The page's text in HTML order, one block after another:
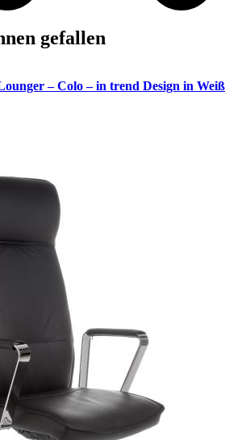
gefallen
Lounger – Colo – in trend Design in Weiß